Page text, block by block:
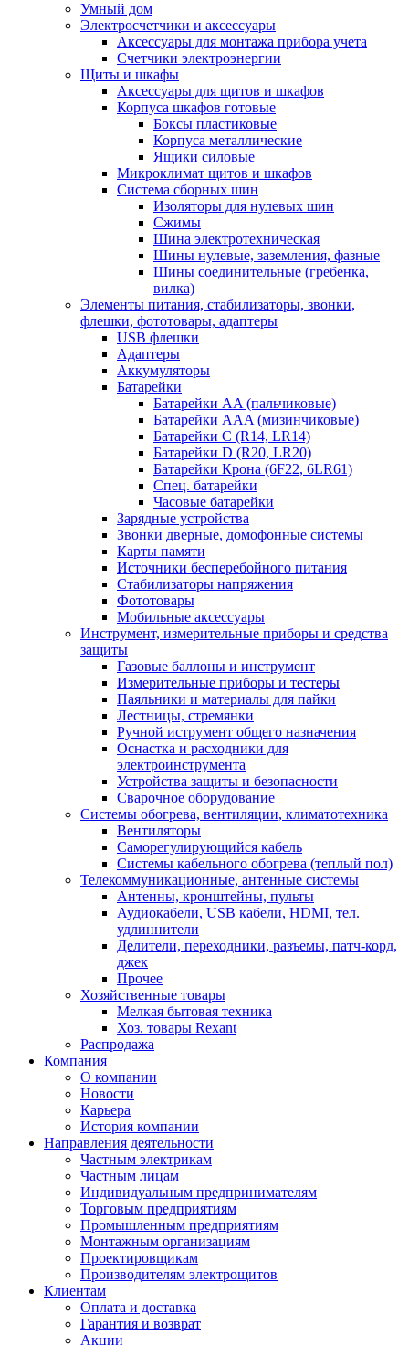
Умный дом
Электросчетчики и аксессуары
Аксессуары для монтажа прибора учета
Счетчики электроэнергии
Щиты и шкафы
Аксессуары для щитов и шкафов
Корпуса шкафов готовые
Боксы пластиковые
Корпуса металлические
Ящики силовые
Микроклимат щитов и шкафов
Система сборных шин
Изоляторы для нулевых шин
Сжимы
Шина электротехническая
Шины нулевые, заземления, фазные
Шины соединительные (гребенка,
вилка)
Элементы питания, стабилизаторы, звонки,
флешки, фототовары, адаптеры
USB флешки
Адаптеры
Аккумуляторы
Батарейки
Батарейки AA (пальчиковые)
Батарейки AAA (мизинчиковые)
Батарейки C (R14, LR14)
Батарейки D (R20, LR20)
Батарейки Крона (6F22, 6LR61)
Спец. батарейки
Часовые батарейки
Зарядные устройства
Звонки дверные, домофонные системы
Карты памяти
Источники бесперебойного питания
Стабилизаторы напряжения
Фототовары
Мобильные аксессуары
Инструмент, измерительные приборы и средства
защиты
Газовые баллоны и инструмент
Измерительные приборы и тестеры
Паяльники и материалы для пайки
Лестницы, стремянки
Ручной иструмент общего назначения
Оснастка и расходники для
электроинструмента
Устройства защиты и безопасности
Сварочное оборудование
Системы обогрева, вентиляции, климатотехника
Вентиляторы
Саморегулирующийся кабель
Системы кабельного обогрева (теплый пол)
Телекоммуникационные, антенные системы
Антенны, кронштейны, пульты
Аудиокабели, USB кабели, HDMI, тел.
удлиннители
Делители, переходники, разъемы, патч-корд,
джек
Прочее
Хозяйственные товары
Мелкая бытовая техника
Хоз. товары Rexant
Распродажа
Компания
О компании
Новости
Карьера
История компании
Направления деятельности
Частным электрикам
Частным лицам
Индивидуальным предпринимателям
Торговым предприятиям
Промышленным предприятиям
Монтажным организациям
Проектировщикам
Производителям электрощитов
Клиентам
Оплата и доставка
Гарантия и возврат
Акции